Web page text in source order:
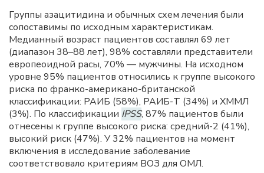
Группы азацитидина и обычных схем лечения были
сопоставимы по исходным характеристикам.
Медианный возраст пациентов составлял 69 лет
(диапазон 38–88 лет), 98% составляли представители
европеоидной расы, 70% — мужчины. На исходном
уровне 95% пациентов относились к группе высокого
риска по франко-американо-британской
классификации: РАИБ (58%), РАИБ-Т (34%) и ХММЛ
(3%). По классификации IPSS, 87% пациентов были
отнесены к группе высокого риска: средний-2 (41%),
высокий риск (47%). У 32% пациентов на момент
включения в исследование заболевание
соответствовало критериям ВОЗ для ОМЛ.